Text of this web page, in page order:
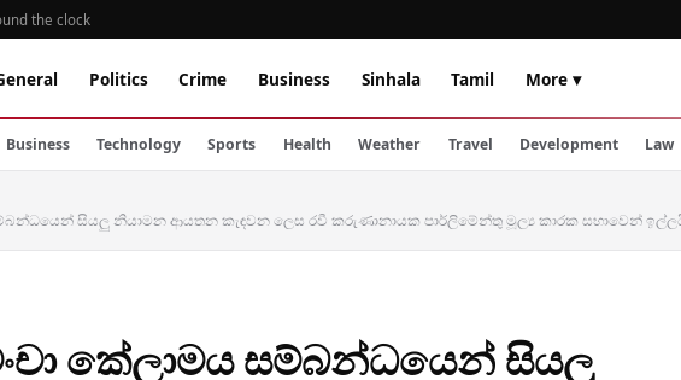
the clock
Politics Crime Business Sinhala Tamil More ▾
Business Technology Sports Health Weather Travel Development Law
සියලු නියාමන ආයතන කැඳවන ලෙස රවී කරුණානායක පාර්ලිමේන්තු මූල්‍ය කාරක සභාවෙන්
කේලාමය සම්බන්ධයෙන් සියලු